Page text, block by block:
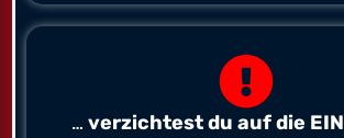
… verzichtest du auf die